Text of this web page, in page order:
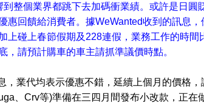
整個業界都跳下去加碼衝業績。或許是日圓
惠回饋給消費者。據WeWanted收到的訊息，
上碰上春節假期及228連假，業務工作的時間
請預計購車的車主請抓準議價時點。
，業代均表示優惠不錯，延續上個月的價格，
、Crv等)準備在三四月間發布小改款，正在